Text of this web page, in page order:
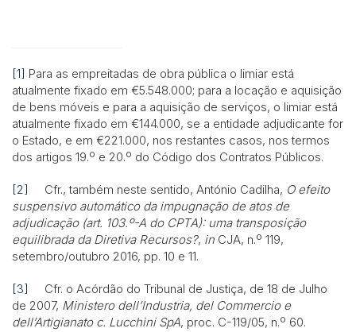
[1] Para as empreitadas de obra pública o limiar está
atualmente fixado em €5.548.000; para a locação e aquisição
de bens móveis e para a aquisição de serviços, o limiar está
atualmente fixado em €144.000, se a entidade adjudicante for
o Estado, e em €221.000, nos restantes casos, nos termos
dos artigos 19.º e 20.º do Código dos Contratos Públicos.
[2] Cfr., também neste sentido, António Cadilha, O efeito
suspensivo automático da impugnação de atos de
adjudicação (art. 103.º-A do CPTA): uma transposição
equilibrada da Diretiva Recursos?, in CJA, n.º 119,
setembro/outubro 2016, pp. 10 e 11.
[3]
Cfr. o Acórdão do Tribunal de Justiça, de 18 de Julho
de 2007, Ministero dell’Industria, del Commercio e
dell’Artigianato c. Lucchini SpA, proc. C-119/05, n.º 60.